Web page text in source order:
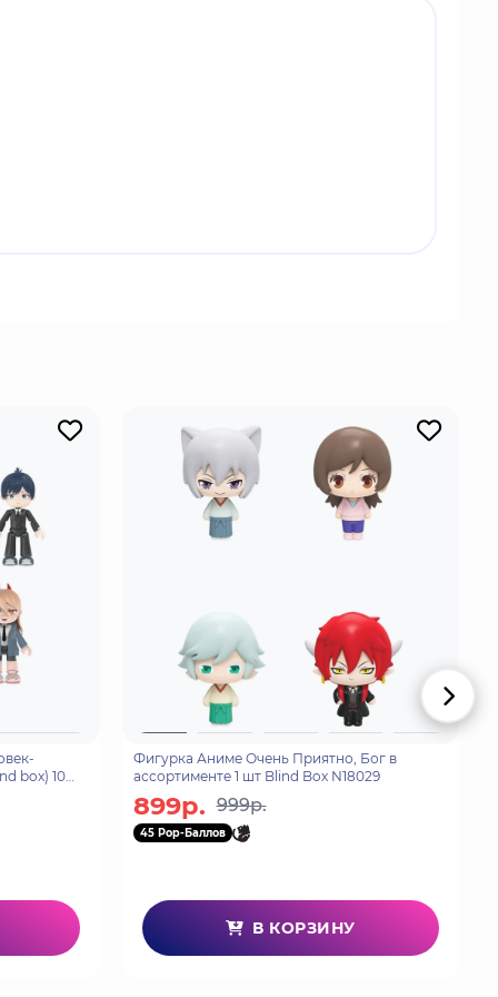
и помощь тем, кто уважает его и
box) 10
Фигурка Аниме Очень Приятно, Бог в
ассортименте 1 шт Blind Box N18029
899р. 999р.
45 Pop-Баллов
В КОРЗИНУ